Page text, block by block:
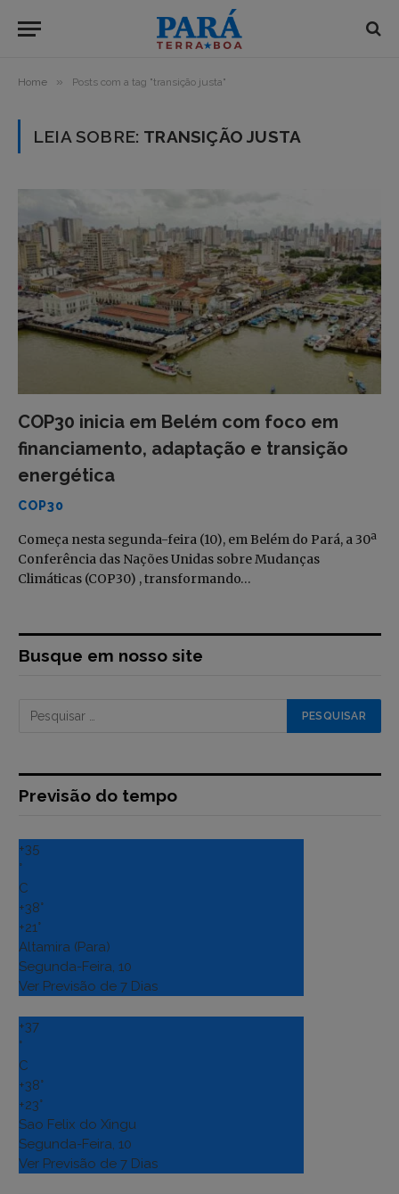
Home » Posts com a tag "transição justa"
LEIA SOBRE: TRANSIÇÃO JUSTA
COP30 inicia em Belém com foco em
financiamento, adaptação e transição
energética
COP30
Começa nesta segunda-feira (10), em Belém do Pará, a 30ª
Conferência das Nações Unidas sobre Mudanças
Climáticas (COP30) , transformando…
Busque em nosso site
Previsão do tempo
+35
°
C
+38°
+21°
Altamira (Para)
Segunda-Feira, 10
Ver Previsão de 7 Dias
+37
°
C
+38°
+23°
Sao Felix do Xingu
Segunda-Feira, 10
Ver Previsão de 7 Dias